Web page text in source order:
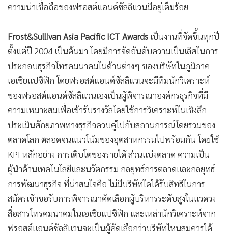
ความน่าเชื่อถือของฟรอสต์แอนด์ซัลลิแวนมีอยู่เต็มร้อย
Frost&Sullivan Asia Pacific ICT Awards เป็นงานที่จัดขึ้นทุกปี
ตั้งแต่ปี 2004 เป็นต้นมา โดยมีการจัดอันดับความเป็นเลิศในการ
ประกอบธุรกิจโทรคมนาคมในด้านต่างๆ ของบริษัทในภูมิภาค
เอเชียแปซิฟิก โดยฟรอสต์แอนด์ซัลลิแวนจะมีทีมนักวิเคราะห์
ของฟรอสต์แอนด์ซัลลิแวนเองเป็นผู้พิจารณาองค์กรธุรกิจที่มี
ความเหมาะสมเพื่อเข้ารับรางวัลโดยใช้การวิเคราะห์ในเชิงลึก
ประเมินศักยภาพทางธุรกิจควบคู่ไปกับสถานการณ์โดยรวมของ
ตลาดโลก ตลอดจนแนวโน้มของอุตสาหกรรมไปพร้อมกัน โดยใช้
KPI หลักอย่าง การเติบโตของรายได้ ส่วนแบ่งตลาด ความเป็น
ผู้นำด้านเทคโนโลยีและนวัตกรรม กลยุทธ์การตลาดและกลยุทธ์
การพัฒนาธุรกิจ ที่น่าสนใจคือ ไม่มีบริษัทใดได้รับสิทธิในการ
สมัครเข้าขอรับการพิจารณาคัดเลือกผู้บริหารระดับสูงในแวดวง
สื่อสารโทรคมนาคมในเอเชียแปซิฟิก และเหล่านักวิเคราะห์จาก
ฟรอสต์แอนด์ซัลลิแวนจะเป็นผู้คัดเลือกว่าบริษัทไหนสมควรได้